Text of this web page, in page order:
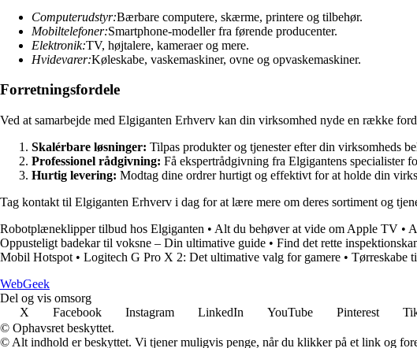
Computerudstyr:Bærbare computere, skærme, printere og tilbehør.
Mobiltelefoner:Smartphone-modeller fra førende producenter.
Elektronik:TV, højtalere, kameraer og mere.
Hvidevarer:Køleskabe, vaskemaskiner, ovne og opvaskemaskiner.
Forretningsfordele
Ved at samarbejde med Elgiganten Erhverv kan din virksomhed nyde en række
Skalérbare løsninger: Tilpas produkter og tjenester efter din virksomheds
Professionel rådgivning: Få ekspertrådgivning fra Elgigantens specialister
Hurtig levering: Modtag dine ordrer hurtigt og effektivt for at holde din
Tag kontakt til Elgiganten Erhverv i dag for at lære mere om deres sortiment og
Robotplæneklipper tilbud hos Elgiganten • Alt du behøver at vide om Apple TV •
Oppusteligt badekar til voksne – Din ultimative guide • Find det rette
Mobil Hotspot • Logitech G Pro X 2: Det ultimative valg for gamere • Tørreskabe
WebGeek
Del og vis omsorg
X
Facebook Instagram LinkedIn YouTube Pinterest
© Ophavsret beskyttet.
© Alt indhold er beskyttet. Vi tjener muligvis penge, når du klikker på et link og